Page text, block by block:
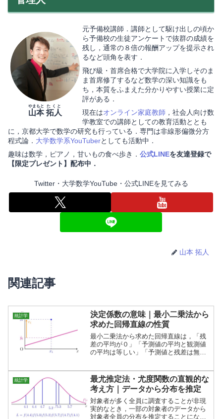
山本
やまもと
拓人
たくと
元予備校講師．講師として駆け出しの頃か
ら予備校の生徒アンケートで抜群の成績を
残し，通常の８倍の報酬アップを提示され
るなど頭角を表す．
飛び級・首席合格で大学院に入学しそのま
ま首席修了するなど数学の深い知識をも
ち，本質をふまえた分かりやすい授業に定
評がある．
現在はオンライン家庭教師 ，社会人向け数
学教室での講師としての教育活動ととも
に，京都大学で数学の研究も行っている．専門は非線形偏微分方
程式論． 大学数学系YouTuberとしても活動中．
趣味は数学，ピアノ，甘いもの食べ歩き． 公式LINEを友達登録で
【限定プレゼント】配布中．
Twitter・大学数学YouTube・公式LINEを見てみる
山本 拓人
関連記事
統計学
決定係数の意味｜最小二乗法から
求めた回帰直線の性質
最小二乗法から求めた回帰直線は，「残
差の平均が０」「予測値の平均と観測値
の平均は等しい」「予測値と残差は無相
明します．また，決定係数が表すものに
ついても説明します．
統計学
最尤推定法・尤度関数の直観的な
考え方｜データから分布を推定
対象者が多く全員に調査することが非現
実的なとき，一部の対象者のデータから
対象者全員の分布を推定することになり